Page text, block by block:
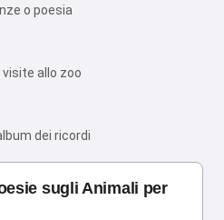
o poesia
visite allo zoo
dei ricordi
sugli Animali per